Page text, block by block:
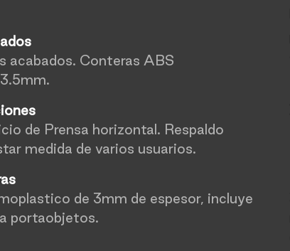
acabados. Conteras ABS
de Prensa horizontal. Respaldo
medida de varios usuarios.
de 3mm de espesor, incluye
portaobjetos.